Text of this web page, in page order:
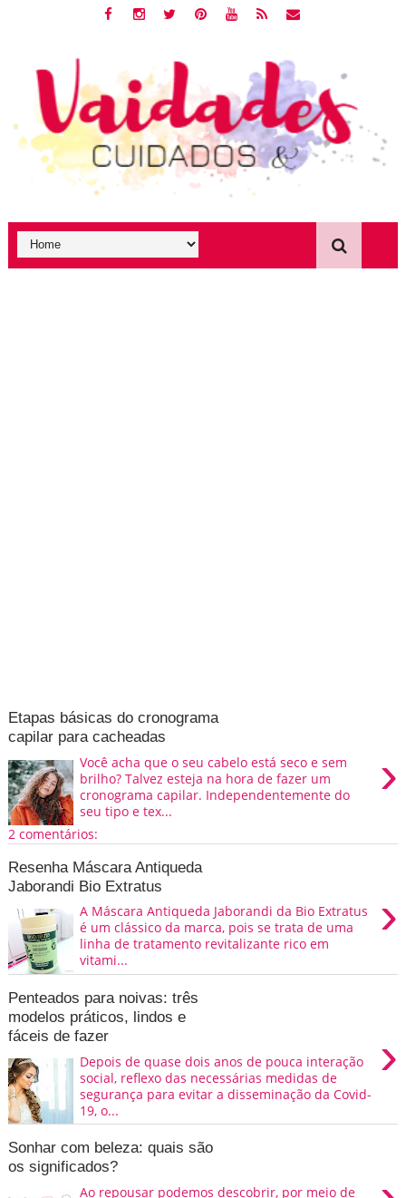
Etapas básicas do cronograma
capilar para cacheadas
›
Você acha que o seu cabelo está seco e sem
brilho? Talvez esteja na hora de fazer um
cronograma capilar. Independentemente do
seu tipo e tex...
2 comentários:
Resenha Máscara Antiqueda
Jaborandi Bio Extratus
›
A Máscara Antiqueda Jaborandi da Bio Extratus
é um clássico da marca, pois se trata de uma
linha de tratamento revitalizante rico em
vitami...
Penteados para noivas: três
modelos práticos, lindos e
fáceis de fazer
›
Depois de quase dois anos de pouca interação
social, reflexo das necessárias medidas de
segurança para evitar a disseminação da Covid-
19, o...
Sonhar com beleza: quais são
os significados?
Ao repousar podemos descobrir, por meio de